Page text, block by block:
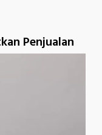
Penjualan